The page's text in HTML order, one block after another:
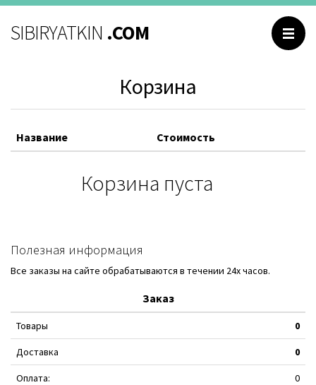
SIBIRYATKIN .COM
Корзина
Название Стоимость
Корзина пуста
Полезная информация
Все заказы на сайте обрабатываются в течении 24х часов.
Заказ
Товары 0
Доставка 0
Оплата: 0